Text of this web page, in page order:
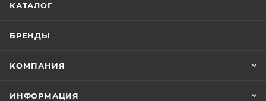
КАТАЛОГ
БРЕНДЫ
КОМПАНИЯ
ИНФОРМАЦИЯ